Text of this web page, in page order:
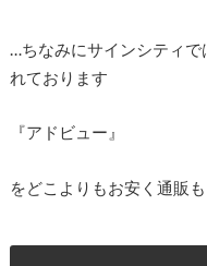
…ちなみにサインシティで
れております
『アドビュー』
をどこよりもお安く通販